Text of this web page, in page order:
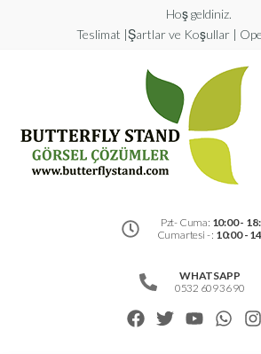
Hoş geldiniz.
Teslimat |Şartlar ve Koşullar |
Pzt- Cuma: 10:00 -
Cumartesi - : 10:00 -
WHATSAPP
0532 609 36 90